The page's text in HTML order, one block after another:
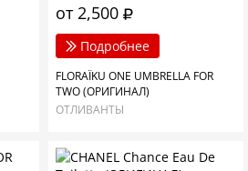
от 2,500
Подробнее
FLORAÏKU ONE UMBRELLA FOR
TWO (ОРИГИНАЛ)
ОТЛИВАНТЫ